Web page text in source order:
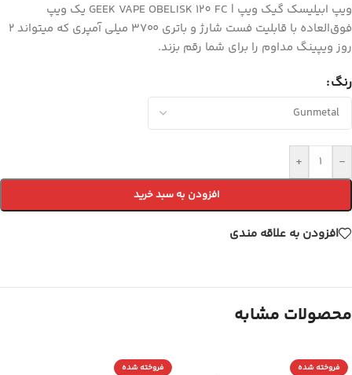
ویپ ابیلیسک گیک ویپ | GEEK VAPE OBELISK 120 FC یک ویپ
فوق‌العاده با قابلیت فست شارژ و باتری ۳۷۰۰ میلی آمپری که میتواند ۲
روز ویپینگ مداوم را برای شما رقم بزند.
رنگ
-
+
افزودن به سبد خرید
افزودن به علاقه مندی
محصولات مشابه
فروخته شده فروخته شده